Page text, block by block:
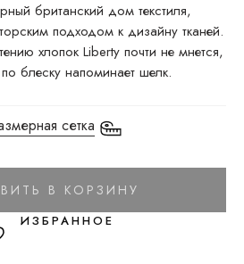
британский дом текстиля,
подходом к дизайну тканей.
хлопок Liberty почти не мнется,
блеску напоминает шелк.
сетка
В КОРЗИНУ